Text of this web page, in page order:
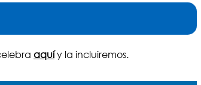
aquíy la incluiremos.